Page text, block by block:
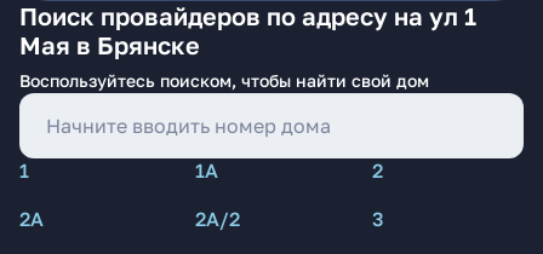
Поиск провайдеров по адресу на ул 1
Мая в Брянске
Воспользуйтесь поиском, чтобы найти свой дом
1 1А
2
2А
2А/2
3